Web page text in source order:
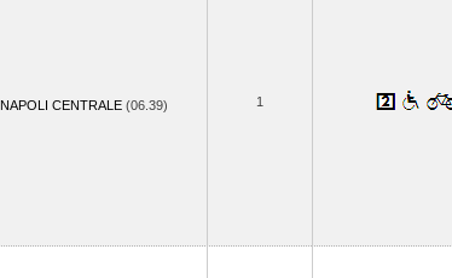
NAPOLI CENTRALE (06.39) 1